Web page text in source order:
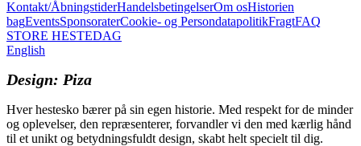
Kontakt/ÅbningstiderHandelsbetingelserOm osHistorien
bagEventsSponsoraterCookie- og PersondatapolitikFragtFAQ
STORE HESTEDAG
English
Design: Piza
Hver hestesko bærer på sin egen historie. Med respekt for de minder
og oplevelser, den repræsenterer, forvandler vi den med kærlig hånd
til et unikt og betydningsfuldt design, skabt helt specielt til dig.